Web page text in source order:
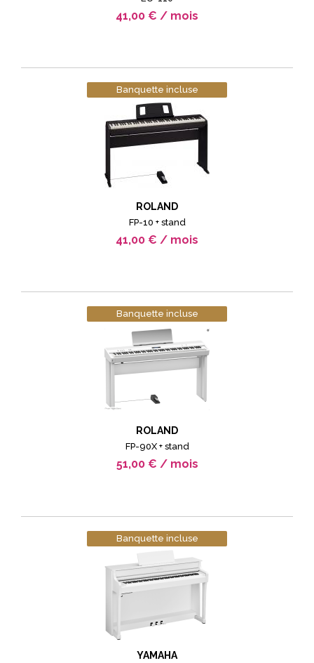
41,00 € / mois
Banquette incluse
ROLAND
FP-10 + stand
41,00 € / mois
Banquette incluse
ROLAND
FP-90X + stand
51,00 € / mois
Banquette incluse
YAMAHA